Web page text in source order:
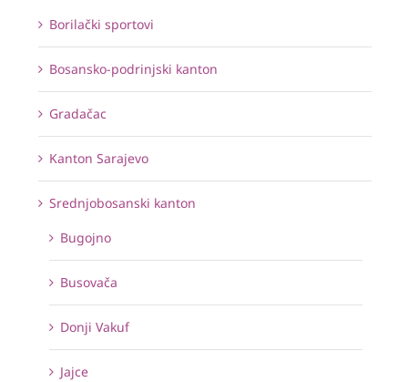
Borilački sportovi
Bosansko-podrinjski kanton
Gradačac
Kanton Sarajevo
Srednjobosanski kanton
Bugojno
Busovača
Donji Vakuf
Jajce